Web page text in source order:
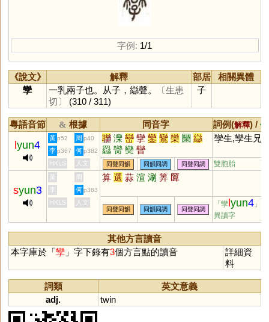
字例: 1/1
《說文》 解釋 部居
相關異體
孿
一乳兩子也。从子，䜌聲。
〔生患
切〕
(310 / 311)
子
粵語音節 & 根據 同音字 詞例(解釋) /
lyun4
黃 p52 周 p40 聯 灤 巒 攣 鑾 鸞 欒 圞 䜌
羉 臠 奱 曫
孿生,孿生兄
李 p367 何 p382
HKLS 人文 同聲同韻 同韻同調 同聲同調 雙胞胎
syun3
黃 周 算 選 蒜 渲 涮 筭 匴
李 何 p383
HKLS 人文
同聲同韻 同韻同調 同聲同調
「孿 lyun4 」的
異讀字
其他方言讀音
本字庫於「孿」字下錄有3個方言點的讀音
詳細資
料
詞類
英文意義
adj.
twin